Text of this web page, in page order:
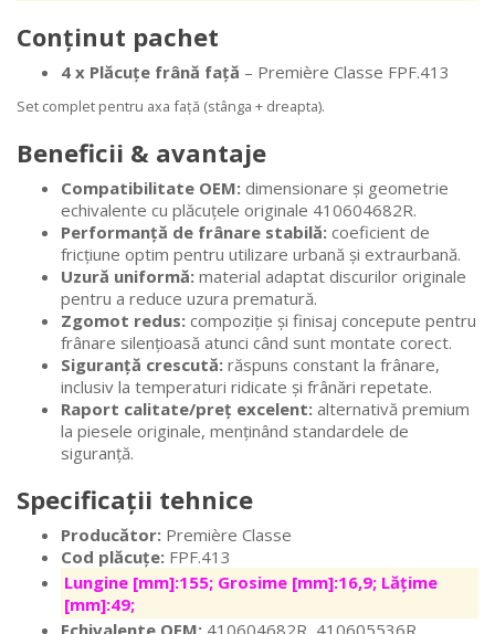
Conținut pachet
4 x Plăcuțe frână față – Première Classe FPF.413
Set complet pentru axa față (stânga + dreapta).
Beneficii & avantaje
Compatibilitate OEM: dimensionare și geometrie
echivalente cu plăcuțele originale 410604682R.
Performanță de frânare stabilă: coeficient de
fricțiune optim pentru utilizare urbană și extraurbană.
Uzură uniformă: material adaptat discurilor originale
pentru a reduce uzura prematură.
Zgomot redus: compoziție și finisaj concepute pentru
frânare silențioasă atunci când sunt montate corect.
Siguranță crescută: răspuns constant la frânare,
inclusiv la temperaturi ridicate și frânări repetate.
Raport calitate/preț excelent: alternativă premium
la piesele originale, menținând standardele de
siguranță.
Specificații tehnice
Producător: Première Classe
Cod plăcuțe: FPF.413
Lungine [mm]:155; Grosime [mm]:16,9; Lățime
[mm]:49;